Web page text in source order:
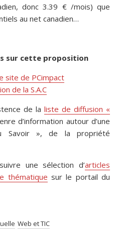
donc 3.39 € /mois) que
au net canadien…
sur cette proposition
site de PCimpact
de la S.A.C
de la liste de diffusion «
d’information autour d’une
Savoir », de la propriété
une sélection d’articles
thématique sur le portail du
Web et TIC